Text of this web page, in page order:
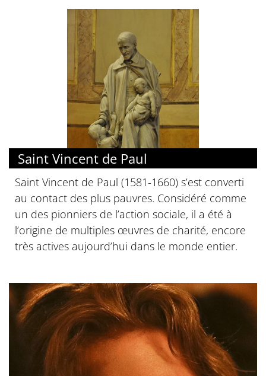
Saint Vincent de Paul
Saint Vincent de Paul (1581-1660) s’est converti
au contact des plus pauvres. Considéré comme
un des pionniers de l’action sociale, il a été à
l’origine de multiples œuvres de charité, encore
très actives aujourd’hui dans le monde entier.